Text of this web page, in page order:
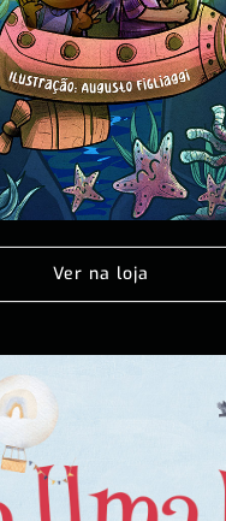
Ver na loja